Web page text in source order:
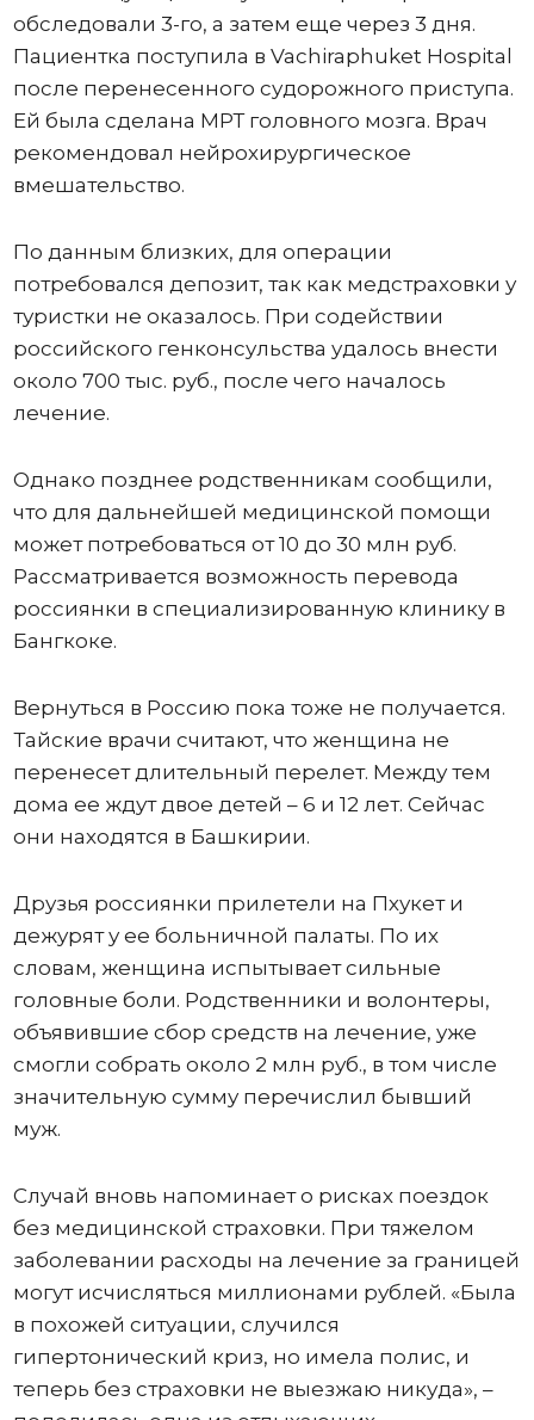
обследовали 3-го, а затем еще через 3 дня.
Пациентка поступила в Vachiraphuket Hospital
после перенесенного судорожного приступа.
Ей была сделана МРТ головного мозга. Врач
рекомендовал нейрохирургическое
вмешательство.
По данным близких, для операции
потребовался депозит, так как медстраховки у
туристки не оказалось. При содействии
российского генконсульства удалось внести
около 700 тыс. руб., после чего началось
лечение.
Однако позднее родственникам сообщили,
что для дальнейшей медицинской помощи
может потребоваться от 10 до 30 млн руб.
Рассматривается возможность перевода
россиянки в специализированную клинику в
Бангкоке.
Вернуться в Россию пока тоже не получается.
Тайские врачи считают, что женщина не
перенесет длительный перелет. Между тем
дома ее ждут двое детей – 6 и 12 лет. Сейчас
они находятся в Башкирии.
Друзья россиянки прилетели на Пхукет и
дежурят у ее больничной палаты. По их
словам, женщина испытывает сильные
головные боли. Родственники и волонтеры,
объявившие сбор средств на лечение, уже
смогли собрать около 2 млн руб., в том числе
значительную сумму перечислил бывший
муж.
Случай вновь напоминает о рисках поездок
без медицинской страховки. При тяжелом
заболевании расходы на лечение за границей
могут исчисляться миллионами рублей. «Была
в похожей ситуации, случился
гипертонический криз, но имела полис, и
теперь без страховки не выезжаю никуда», –